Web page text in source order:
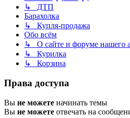
↳ ДТП
Барахолка
↳ Купля-продажа
Обо всём
↳ О сайте и форуме нашего
↳ Курилка
↳ Корзина
Права доступа
Вы не можете начинать темы
Вы не можете отвечать на